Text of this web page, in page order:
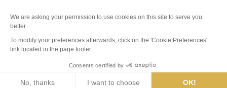
Zoeken Webcams Info pistes Interactieve
Data en tijden Contact Boek
Je peux t'aider ?